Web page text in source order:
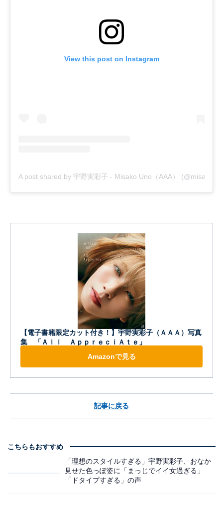
View this post on Instagram
A post shared by 宇野実彩子 - Misako Uno（AAA）
【電子書籍限定カット付き！】宇野実彩子（ＡＡＡ）写真
集 「Ａｌｌ ＡｐｐｒｅｃｉＡｔｅ」
Amazonで見る
記事に戻る
こちらもおすすめ
「理想のスタイルすぎる」宇野実彩子、おなか
見せた色っぽ姿に「まっじでイイ女過ぎる」
「ドタイプすぎる」の声